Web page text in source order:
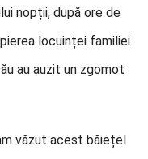
nopții, după ore de
locuinței familiei.
au auzit un zgomot
văzut acest băiețel